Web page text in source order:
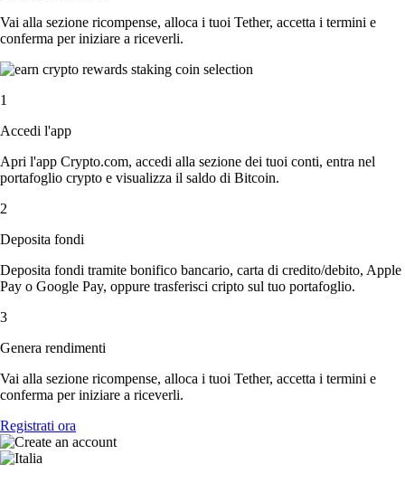
Vai alla sezione ricompense, alloca i tuoi Tether, accetta i termini e
conferma per iniziare a riceverli.
1
Accedi l'app
Apri l'app Crypto.com, accedi alla sezione dei tuoi conti, entra nel
portafoglio crypto e visualizza il saldo di Bitcoin.
2
Deposita fondi
Deposita fondi tramite bonifico bancario, carta di credito/debito, Apple
Pay o Google Pay, oppure trasferisci cripto sul tuo portafoglio.
3
Genera rendimenti
Vai alla sezione ricompense, alloca i tuoi Tether, accetta i termini e
conferma per iniziare a riceverli.
Registrati ora